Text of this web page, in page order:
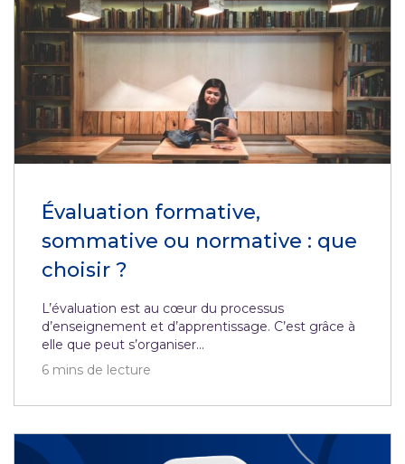
Évaluation formative,
sommative ou normative : que
choisir ?
L’évaluation est au cœur du processus
d’enseignement et d’apprentissage. C’est grâce à
elle que peut s’organiser...
6 mins de lecture